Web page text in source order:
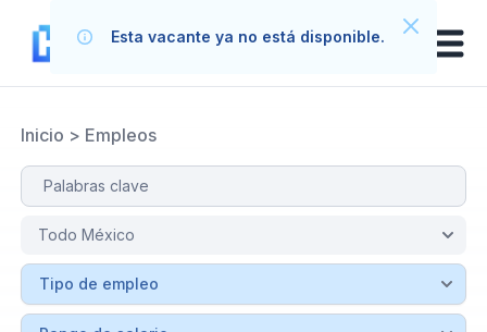
Inicio > Empleos
Esta vacante ya no está disponible.